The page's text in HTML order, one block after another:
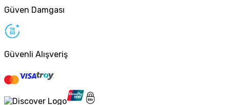
Güven Damgası
Güvenli Alışveriş